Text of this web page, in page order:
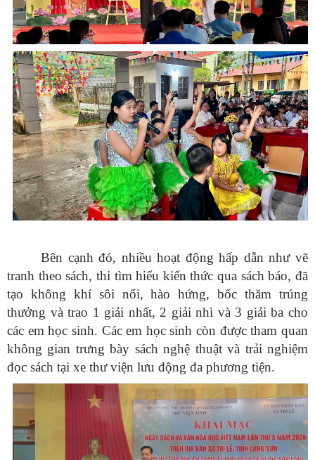
Bên cạnh đó, nhiều hoạt động hấp dẫn như vẽ
tranh theo sách, thi tìm hiểu kiến thức qua sách báo, đã
tạo không khí sôi nổi, hào hứng, bốc thăm trúng
thưởng và trao 1 giải nhất, 2 giải nhì và 3 giải ba cho
các em học sinh. Các em học sinh còn được tham quan
không gian trưng bày sách nghệ thuật và trải nghiệm
đọc sách tại xe thư viện lưu động đa phương tiện.